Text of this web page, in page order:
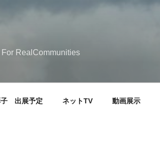
RealCommunities
出展予定 ネットTV 動画展示